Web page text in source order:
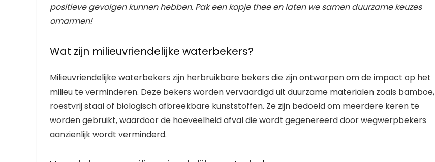
positieve gevolgen kunnen hebben. Pak een kopje thee en laten we samen duurzame keuzes
omarmen!
Wat zijn milieuvriendelijke waterbekers?
Milieuvriendelijke waterbekers zijn herbruikbare bekers die zijn ontworpen om de impact op het
milieu te verminderen. Deze bekers worden vervaardigd uit duurzame materialen zoals bamboe,
roestvrij staal of biologisch afbreekbare kunststoffen. Ze zijn bedoeld om meerdere keren te
worden gebruikt, waardoor de hoeveelheid afval die wordt gegenereerd door wegwerpbekers
aanzienlijk wordt verminderd.